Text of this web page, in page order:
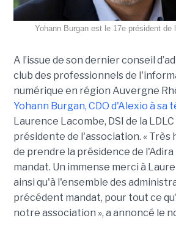
Yohann Burgan est le 17e président de
A l’issue de son dernier conseil
club des professionnels de
numérique en région Auvergne
Yohann Burgan, CDO d'Alexio à sa
Laurence Lacombe, DSI de la
présidente de l'association. «
de prendre la présidence de
mandat. Un immense merci à
ainsi qu'à l'ensemble des
précédent mandat, pour tout ce
notre association », a annoncé le